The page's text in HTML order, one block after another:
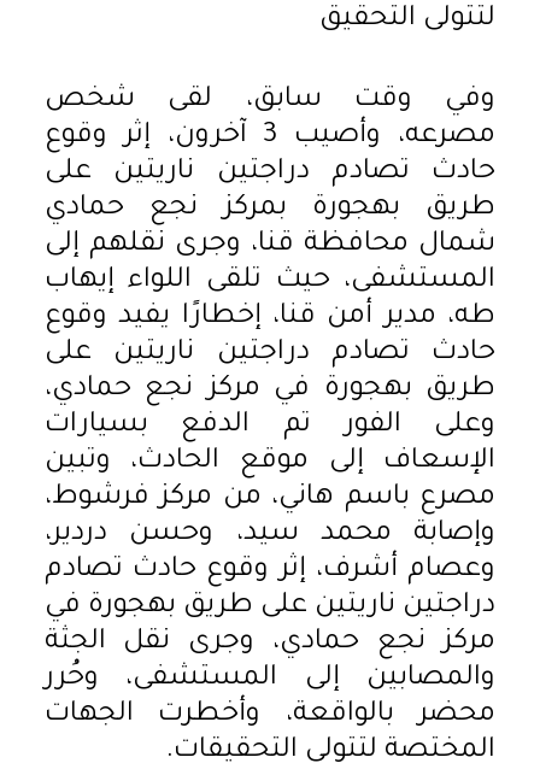
لتتولى التحقيق
وفي وقت سابق، لقى شخص
مصرعه، وأصيب 3 آخرون، إثر وقوع
حادث تصادم دراجتين ناريتين على
طريق بهجورة بمركز نجع حمادي
شمال محافظة قنا، وجرى نقلهم إلى
المستشفى، حيث تلقى اللواء إيهاب
طه، مدير أمن قنا، إخطارًا يفيد وقوع
حادث تصادم دراجتين ناريتين على
طريق بهجورة في مركز نجع حمادي،
وعلى الفور تم الدفع بسيارات
الإسعاف إلى موقع الحادث، وتبين
مصرع باسم هاني، من مركز فرشوط،
وإصابة محمد سيد، وحسن دردير،
وعصام أشرف، إثر وقوع حادث تصادم
دراجتين ناريتين على طريق بهجورة في
مركز نجع حمادي، وجرى نقل الجثة
والمصابين إلى المستشفى، وحُرر
محضر بالواقعة، وأخطرت الجهات
المختصة لتتولى التحقيقات.